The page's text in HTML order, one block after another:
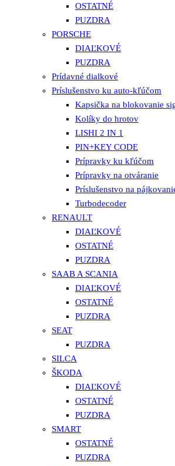
OSTATNÉ
PUZDRA
PORSCHE
DIAĽKOVÉ
PUZDRA
Prídavné dialkové
Príslušenstvo ku auto-kľúčom
Kapsička na blokovanie
Kolíky do hrotov
LISHI 2 IN 1
PIN+KEY CODE
Prípravky ku kľúčom
Prípravky na otváranie
Príslušenstvo na
Turbodecoder
RENAULT
DIAĽKOVÉ
OSTATNÉ
PUZDRA
SAAB A SCANIA
DIAĽKOVÉ
OSTATNÉ
PUZDRA
SEAT
PUZDRA
SILCA
ŠKODA
DIAĽKOVÉ
OSTATNÉ
PUZDRA
SMART
OSTATNÉ
PUZDRA